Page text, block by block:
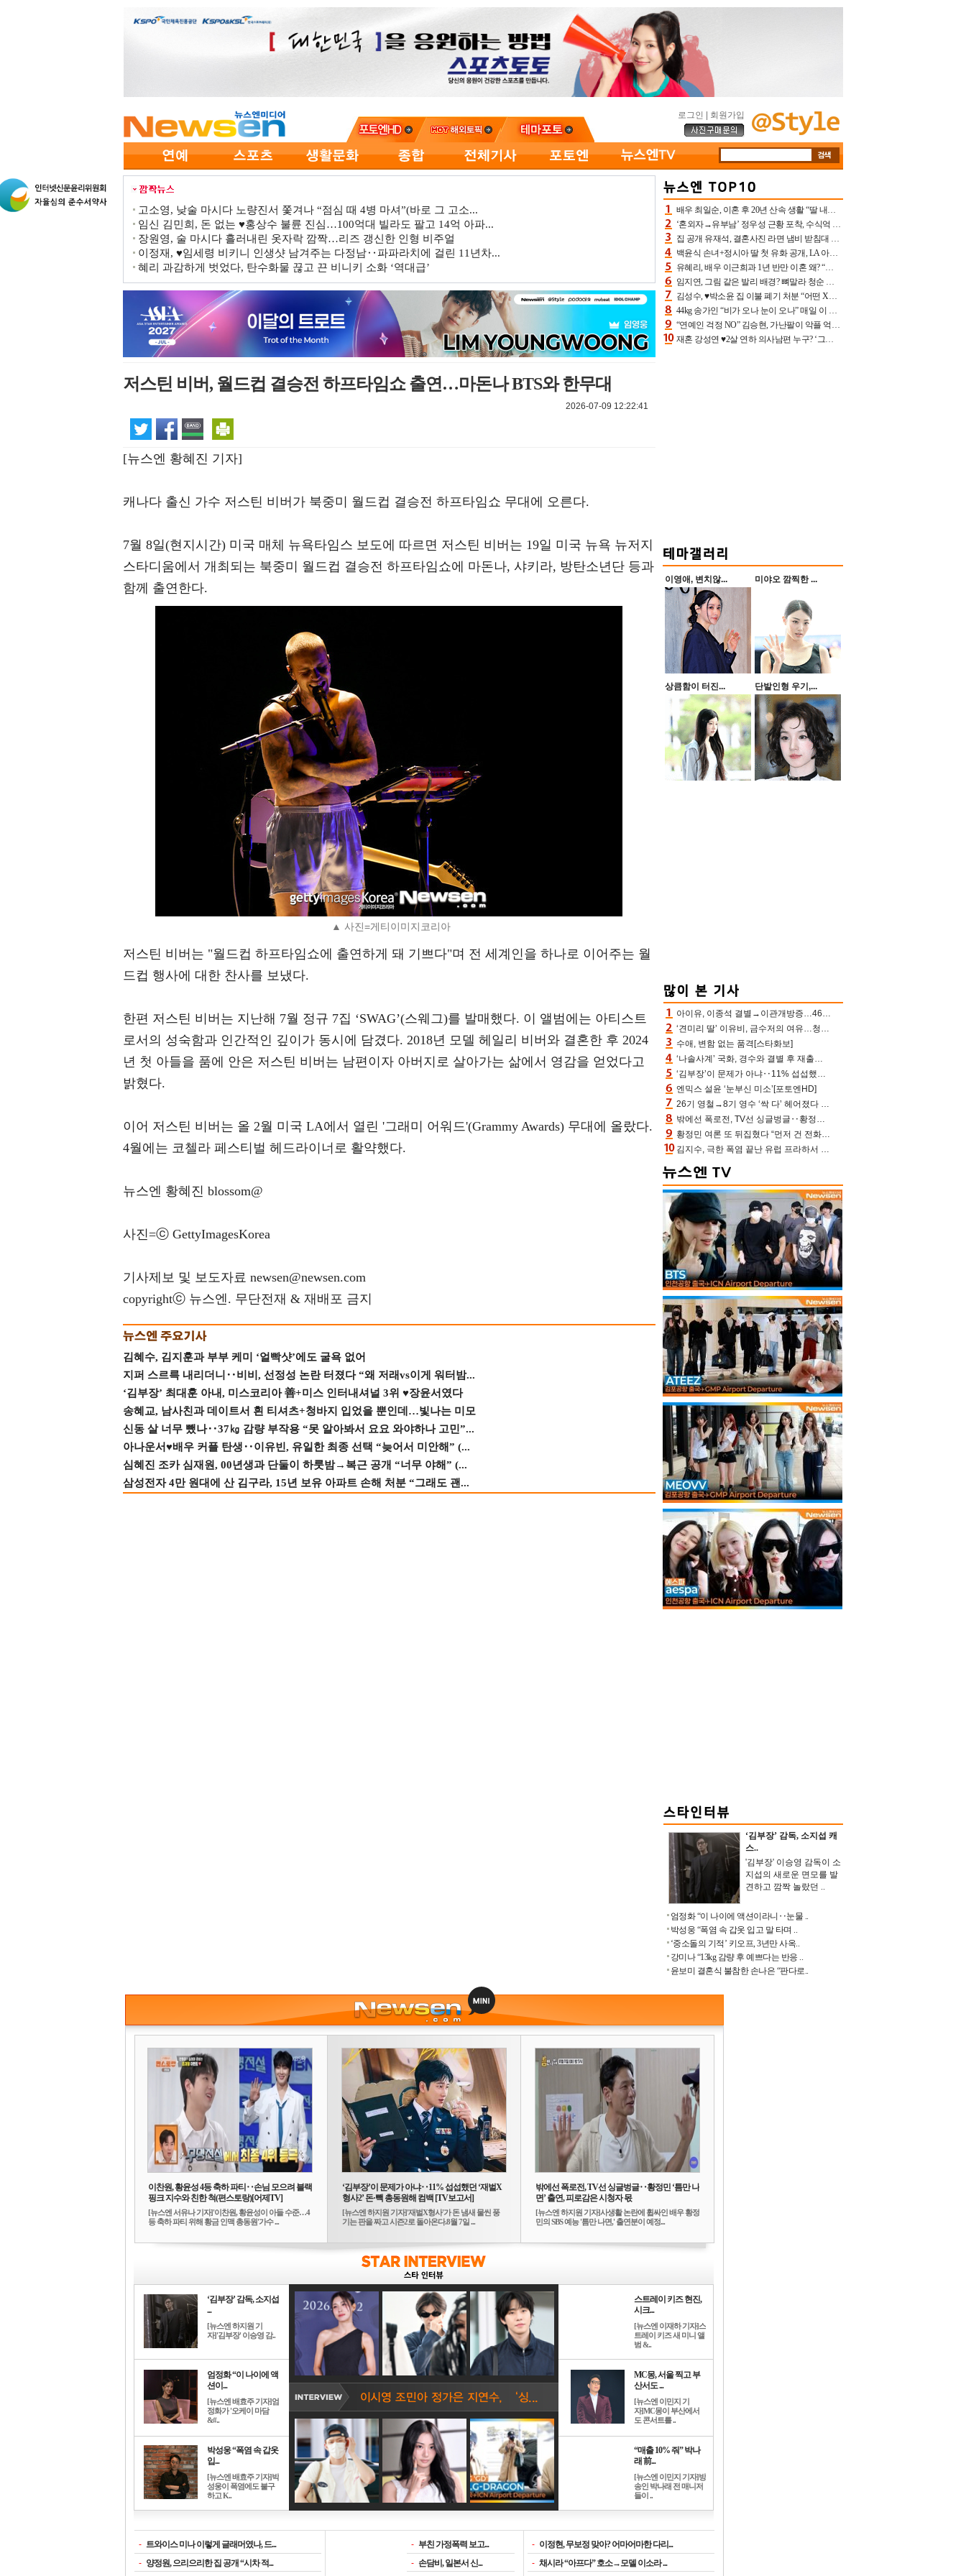
로그인 회원가입
고소영, 낮술 마시다 노량진서 쫓겨나 “점심 때 4병 마셔”(바로 그 고소...
임신 김민희, 돈 없는 ♥홍상수 불륜 진심…100억대 빌라도 팔고 14억 아파...
장원영, 술 마시다 흘러내린 옷자락 깜짝…리즈 갱신한 인형 비주얼
이정재, ♥임세령 비키니 인생샷 남겨주는 다정남‥파파라치에 걸린 11년차...
혜리 과감하게 벗었다, 탄수화물 끊고 끈 비니키 소화 ‘역대급’
저스틴 비버, 월드컵 결승전 하프타임쇼 출연…마돈나 BTS와 한무대
2026-07-09 12:22:41
[뉴스엔 황혜진 기자]
캐나다 출신 가수 저스틴 비버가 북중미 월드컵 결승전 하프타임쇼 무대에 오른다.
7월 8일(현지시간) 미국 매체 뉴욕타임스 보도에 따르면 저스틴 비버는 19일 미국 뉴욕 뉴저지
스타디움에서 개최되는 북중미 월드컵 결승전 하프타임쇼에 마돈나, 샤키라, 방탄소년단 등과
함께 출연한다.
▲ 사진=게티이미지코리아
저스틴 비버는 "월드컵 하프타임쇼에 출연하게 돼 기쁘다"며 전 세계인을 하나로 이어주는 월
드컵 행사에 대한 찬사를 보냈다.
한편 저스틴 비버는 지난해 7월 정규 7집 ‘SWAG’(스웨그)를 발매했다. 이 앨범에는 아티스트
로서의 성숙함과 인간적인 깊이가 동시에 담겼다. 2018년 모델 헤일리 비버와 결혼한 후 2024
년 첫 아들을 품에 안은 저스틴 비버는 남편이자 아버지로 살아가는 삶에서 영감을 얻었다고
밝혔다.
이어 저스틴 비버는 올 2월 미국 LA에서 열린 '그래미 어워드'(Grammy Awards) 무대에 올랐다.
4월에는 코첼라 페스티벌 헤드라이너로 활약했다.
뉴스엔 황혜진 blossom@
사진=ⓒ GettyImagesKorea
기사제보 및 보도자료 newsen@newsen.com
copyrightⓒ 뉴스엔. 무단전재 & 재배포 금지
김혜수, 김지훈과 부부 케미 ‘얼빡샷’에도 굴욕 없어
지퍼 스르륵 내리더니‥비비, 선정성 논란 터졌다 “왜 저래vs이게 워터밤...
‘김부장’ 최대훈 아내, 미스코리아 善+미스 인터내셔널 3위 ♥장윤서였다
송혜교, 남사친과 데이트서 흰 티셔츠+청바지 입었을 뿐인데…빛나는 미모
신동 살 너무 뺐나‥37㎏ 감량 부작용 “못 알아봐서 요요 와야하나 고민”...
아나운서♥배우 커플 탄생‥이유빈, 유일한 최종 선택 “늦어서 미안해” (...
심혜진 조카 심재원, 00년생과 단둘이 하룻밤→복근 공개 “너무 야해” (...
삼성전자 4만 원대에 산 김구라, 15년 보유 아파트 손해 처분 “그래도 괜...
배우 최일순, 이혼 후 20년 산속 생활 “딸 내가 버렸다고 원망‥맘 아파”(특종)[어제TV]
‘혼외자→유부남’ 정우성 근황 포착, 수식억 해킹 피해 후배 만났다 “존경하는”
집 공개 유재석, 결혼사진 라면 냄비 받침대 되고 분노‥가족사진도 피해(놀뭐)[어제TV]
백윤식 손녀+정시아 딸 첫 유화 공개, LA 아트쇼→서울국제조각페스타 작가다운 수준급 실력
유혜리, 배우 이근희과 1년 반만 이혼 왜? “식칼 꽂고 의자 던져” 충격 폭로(특종)[어제TV]
임지연, 그림 같은 발리 배경? 뼈말라 청순 비키니 핏에 상대 안 되네
김성수, ♥박소윤 집 이불 폐기 처분 “어떤 X이랑 썼을지 몰라” 질투(신랑수업2)[어제TV]
44kg 송가인 “비가 오나 눈이 오나” 매일 이 운동, 허벅지 근육량 상승+체지방 감소
“연예인 걱정 NO” 김승현, 가난팔이 악플 억울할만‥아내+딸과 日 여행
재혼 강성연 ♥2살 연하 의사남편 누구? ‘그알’ 자문의에 훈남 비주얼 초엘리트 스펙 [종합]
이영애, 변치않... 미야오 깜찍한 ...
상큼함이 터진... 단발인형 우기,...
아이유, 이종석 결별→이관개방증…46장 꽉 채운 유애나 ♥ “열심히 사는 중”
‘견미리 딸’ 이유비, 금수저의 여유…청순 미모에 반전 슬림 라인
수애, 변함 없는 품격[스타화보]
‘나솔사계’ 국화, 경수와 결별 후 재출연…첫인상 3표 몰표
‘김부장’이 문제가 아냐‥11% 섭섭했던 ‘재벌X형사2’ 돈·빽 총동원해 컴백 [TV보고서]
엔믹스 설윤 ‘눈부신 미소’[포토엔HD]
26기 영철→8기 영수 ‘싹 다’ 헤어졌다 ‘나솔사계’ 충격의 현커 0쌍 (촌장TV)
밖에선 폭로전, TV선 싱글벙글‥황정민 ‘틈만 나면’ 출연, 피로감은 시청자 몫
황정민 여론 또 뒤집혔다 “먼저 건 전화 62통, 그만 연락해” vs 女팬 “녹취 다 올려” 진흙탕 싸움
김지수, 극한 폭염 끝난 유럽 프라하서 쾌적한 여름나기 “선풍기만으로 지내”
‘김부장’ 감독, 소지섭 캐
스..
'김부장' 이승영 감독이 소
지섭의 새로운 면모를 발
견하고 깜짝 놀랐던 ..
엄정화 “이 나이에 액션이라니‥눈물 ..
박성웅 “폭염 속 갑옷 입고 말 타며 ..
‘중소돌의 기적’ 키오프, 3년만 사옥..
강미나 “13kg 감량 후 예쁘다는 반응 ..
윤보미 결혼식 불참한 손나은 “판다로..
이찬원, 황윤성 4등 축하 파티‥손님 모으려 블랙
핑크 지수와 친한 척(편스토랑)[어제TV]
[뉴스엔 서유나 기자]'이찬원, 황윤성이 아들 수준…4
등 축하 파티 위해 황금 인맥 총동원'가수 ...
‘김부장’이 문제가 아냐‥11% 섭섭했던 ‘재벌X
형사2’ 돈·빽 총동원해 컴백 [TV보고서]
[뉴스엔 하지원 기자]'재벌X형사'가 돈 냄새 물씬 풍
기는 판을 짜고 시즌2로 돌아온다.8월 7일 ...
밖에선 폭로전, TV선 싱글벙글‥황정민 ‘틈만 나
면’ 출연, 피로감은 시청자 몫
[뉴스엔 하지원 기자]사생활 논란에 휩싸인 배우 황정
민의 SBS 예능 '틈만 나면,' 출연분이 예정...
‘김부장’ 감독, 소지섭
...
[뉴스엔 하지원 기
자]'김부장' 이승영 감..
엄정화 “이 나이에 액
션이...
[뉴스엔 배효주 기자]엄
정화가 '오케이 마담
&#..
박성웅 “폭염 속 갑옷
입...
[뉴스엔 배효주 기자]박
성웅이 폭염에도 불구
하고 K..
스트레이 키즈 현진,
시크...
[뉴스엔 이재하 기자]스
트레이 키즈 새 미니 앨
범 &..
MC몽, 서울 찍고 부
산서도 ...
[뉴스엔 이민지 기
자]MC몽이 부산에서
도 콘서트를 ..
“매출 10% 줘” 박나
래 前...
[뉴스엔 이민지 기자]방
송인 박나래 전 매니저
들이 ..
- 트와이스 미나 이렇게 글래머였나, 드...
- 양정원, 으리으리한 집 공개 “시차 적...
- 부친 가정폭력 보고...
- 손담비, 일본서 신...
- 이정현, 무보정 맞아? 어마어마한 다리...
- 채시라 “아프다” 호소→모델 이소라 ...